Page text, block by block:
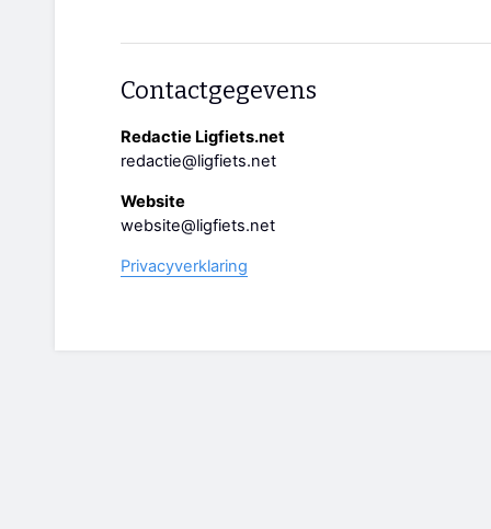
Contactgegevens
Redactie Ligfiets.net
redactie@ligfiets.net
Website
website@ligfiets.net
Privacyverklaring